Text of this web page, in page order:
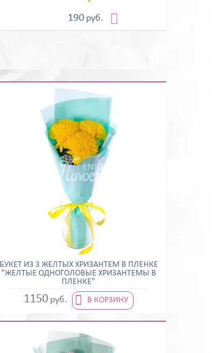
190 руб. 
БУКЕТ ИЗ 3 ЖЕЛТЫХ ХРИЗАНТЕМ В ПЛЕНКЕ
"ЖЕЛТЫЕ ОДНОГОЛОВЫЕ ХРИЗАНТЕМЫ В
ПЛЕНКЕ"
1150 руб.  В КОРЗИНУ